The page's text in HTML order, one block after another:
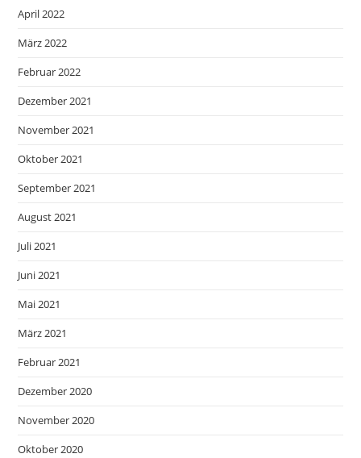
April 2022
März 2022
Februar 2022
Dezember 2021
November 2021
Oktober 2021
September 2021
August 2021
Juli 2021
Juni 2021
Mai 2021
März 2021
Februar 2021
Dezember 2020
November 2020
Oktober 2020